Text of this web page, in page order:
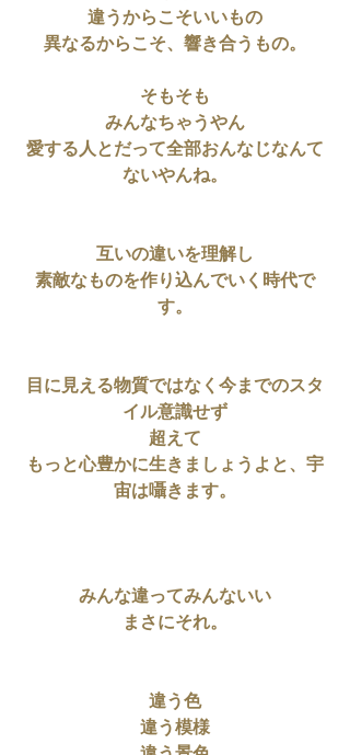
違うからこそいいもの
異なるからこそ、響き合うもの。
そもそも
みんなちゃうやん
愛する人とだって全部おんなじなんて
ないやんね。
互いの違いを理解し
素敵なものを作り込んでいく時代で
す。
目に見える物質ではなく今までのスタ
イル意識せず
超えて
もっと心豊かに生きましょうよと、宇
宙は囁きます。
みんな違ってみんないい
まさにそれ。
違う色
違う模様